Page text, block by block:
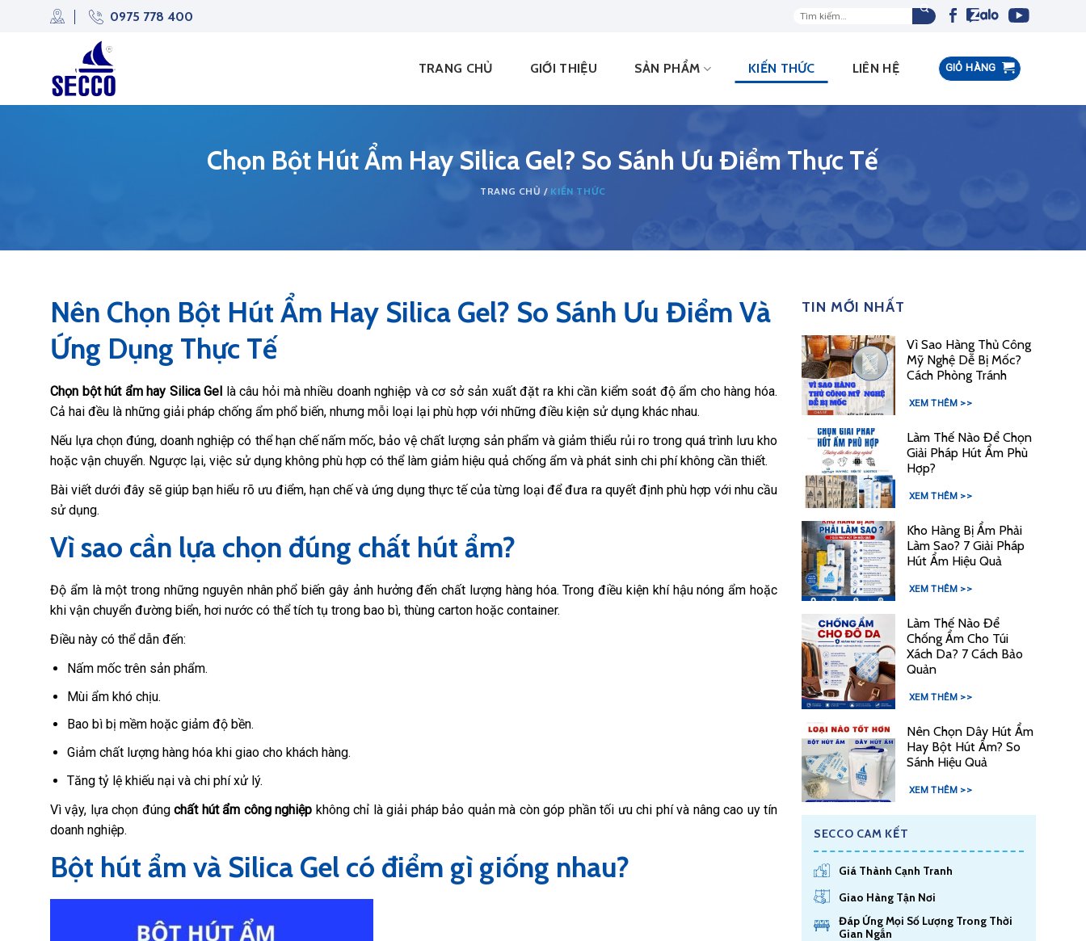
0975 778 400
Tìm
TRANG CHỦ GIỚI THIỆU SẢN PHẨM KIẾN THỨC LIÊN HỆ GIỎ HÀNG
KIẾN THỨC
Chọn Bột Hút Ẩm Hay Silica Gel? So Sánh Ưu Điểm Thực Tế
Nên Chọn Bột Hút Ẩm Hay Silica Gel? So Sánh Ưu Điểm Và
Ứng Dụng Thực Tế
Chọn bột hút ẩm hay Silica Gel là câu hỏi mà nhiều doanh nghiệp và cơ sở sản xuất đặt ra khi cần kiểm soát độ ẩm cho hàng hóa.
Cả hai đều là những giải pháp chống ẩm phổ biến, nhưng mỗi loại lại phù hợp với những điều kiện sử dụng khác nhau.
Nếu lựa chọn đúng, doanh nghiệp có thể hạn chế nấm mốc, bảo vệ chất lượng sản phẩm và giảm thiểu rủi ro trong quá trình lưu kho
hoặc vận chuyển. Ngược lại, việc sử dụng không phù hợp có thể làm giảm hiệu quả chống ẩm và phát sinh chi phí không cần thiết.
Bài viết dưới đây sẽ giúp bạn hiểu rõ ưu điểm, hạn chế và ứng dụng thực tế của từng loại để đưa ra quyết định phù hợp với nhu cầu
sử dụng.
Vì sao cần lựa chọn đúng chất hút ẩm?
Độ ẩm là một trong những nguyên nhân phổ biến gây ảnh hưởng đến chất lượng hàng hóa. Trong điều kiện khí hậu nóng ẩm hoặc
khi vận chuyển đường biển, hơi nước có thể tích tụ trong bao bì, thùng carton hoặc container.
Điều này có thể dẫn đến:
Nấm mốc trên sản phẩm.
Mùi ẩm khó chịu.
Bao bì bị mềm hoặc giảm độ bền.
Giảm chất lượng hàng hóa khi giao cho khách hàng.
Tăng tỷ lệ khiếu nại và chi phí xử lý.
Vì vậy, lựa chọn đúngchất hút ẩm công nghiệp không chỉ là giải pháp bảo quản mà còn góp phần tối ưu chi phí và nâng cao uy tín
doanh nghiệp.
Bột hút ẩm và Silica Gel có điểm gì giống nhau?
TIN MỚI NHẤT
Vì Sao Hàng Thủ Công
Mỹ Nghệ Dễ Bị Mốc?
Cách Phòng Tránh
XEM THÊM >>
Làm Thế Nào Để Chọn
Giải Pháp Hút Ẩm Phù
Hợp?
XEM THÊM >>
Kho Hàng Bị Ẩm Phải
Làm Sao? 7 Giải Pháp
Hút Ẩm Hiệu Quả
XEM THÊM >>
Làm Thế Nào Để
Chống Ẩm Cho Túi
Xách Da? 7 Cách Bảo
Quản
XEM THÊM >>
Nên Chọn Dây Hút Ẩm
Hay Bột Hút Ẩm? So
Sánh Hiệu Quả
XEM THÊM >>
SECCO CAM KẾT
Giá Thành Cạnh Tranh
Giao Hàng Tận Nơi
Đáp Ứng Mọi Số Lượng Trong Thời
Gian Ngắn